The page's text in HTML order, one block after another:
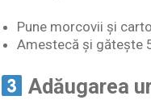
Pune morcovii și
Amestecă și gătește
Adăugarea